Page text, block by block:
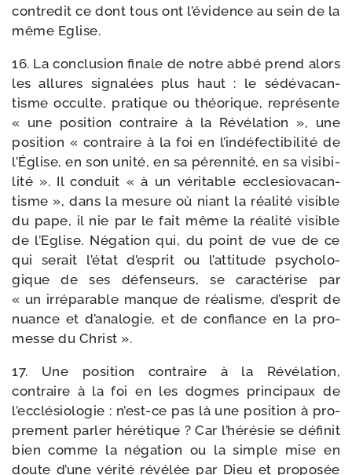
contre­dit ce dont tous ont l’évidence au sein de la
même Eglise.
16. La conclu­sion finale de notre abbé prend alors
les allures signa­lées plus haut : le sédé­va­can­
tisme occulte, pra­tique ou théo­rique, repré­sente
« une posi­tion contraire à la Révélation », une
posi­tion « contraire à la foi en l’indéfectibilité de
l’Église, en son uni­té, en sa péren­ni­té, en sa visi­bi­
li­té ». Il conduit « à un véri­table eccle­sio­va­can­
tisme », dans la mesure où niant la réa­li­té visible
du pape, il nie par le fait même la réa­li­té visible
de l’Eglise. Négation qui, du point de vue de ce
qui serait l’état d’esprit ou l’attitude psy­cho­lo­
gique de ses défen­seurs, se carac­té­rise par
« un irré­pa­rable manque de réa­lisme, d’esprit de
nuance et d’analogie, et de confiance en la pro­
messe du Christ ».
17. Une posi­tion contraire à la Révélation,
contraire à la foi en les dogmes prin­ci­paux de
l’ecclésiologie : n’est-ce pas là une posi­tion à pro­
pre­ment par­ler héré­tique ? Car l’hérésie se défi­nit
bien comme la néga­tion ou la simple mise en
doute d’une véri­té révé­lée par Dieu et pro­po­sée